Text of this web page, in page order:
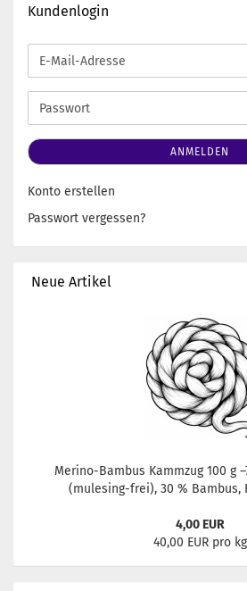
Kundenlogin
E-
Mail-
Adresse
Passwort
ANMELDEN
Konto erstellen
Passwort vergessen?
Neue Artikel
Merino-Bambus Kammzug 100 g
(mulesing-frei), 30 % Bambus,
4,00 EUR
40,00 EUR pro kg